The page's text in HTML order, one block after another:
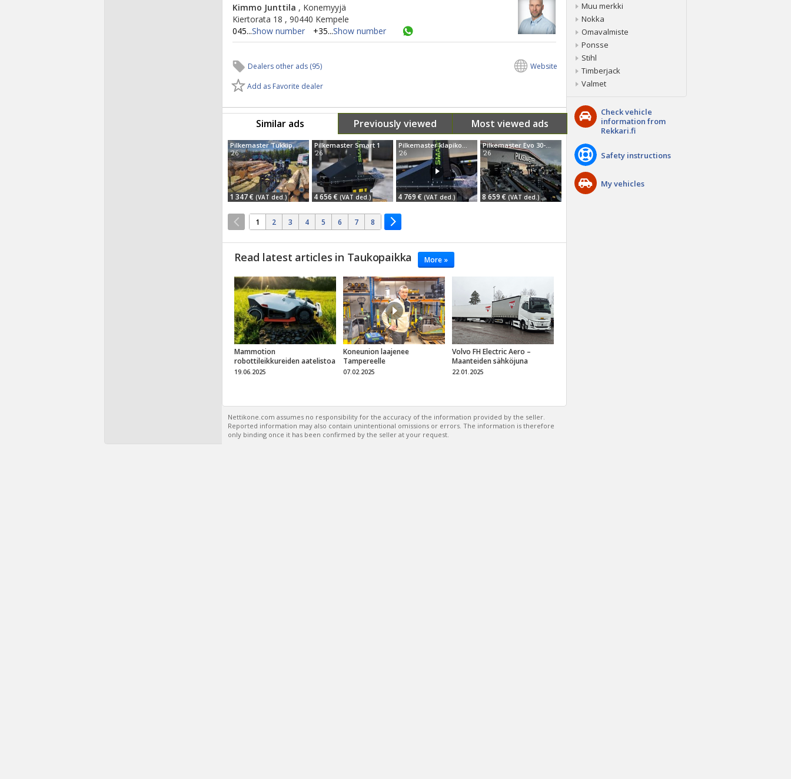
Kimmo Junttila , Konemyyjä
Kiertorata 18 , 90440 Kempele
045...Show number +35...Show number
Dealers other ads (95)
Add as Favorite dealer
Website
Similar ads Previously viewed Most viewed ads
Pilkemaster Tukkipöytä, hinnat alkaen
'26
1 347 € (VAT ded.)
Pilkemaster Smart 1
'26
4 656 € (VAT ded.)
Pilkemaster klapikoneet nopeaan toimitukseen, hinnat alkaen
'26
4 769 € (VAT ded.)
Pilkemaster Evo 30-36-Hc
'26
8 659 € (VAT ded.)
1 2 3 4 5 6 7 8
Read latest articles in Taukopaikka More »
Mammotion
robottileikkureiden aatelistoa
19.06.2025
Koneunion laajenee
Tampereelle
07.02.2025
Volvo FH Electric Aero –
Maanteiden sähköjuna
22.01.2025
Nettikone.com assumes no responsibility for the accuracy of the information provided by the seller.
Reported information may also contain unintentional omissions or errors. The information is therefore
only binding once it has been confirmed by the seller at your request.
Muu merkki
Nokka
Omavalmiste
Ponsse
Stihl
Timberjack
Valmet
Check vehicle
information from
Rekkari.fi
Safety instructions
My vehicles